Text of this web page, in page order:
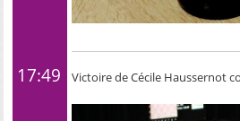
17:49 Victoire de Cécile Haussernot